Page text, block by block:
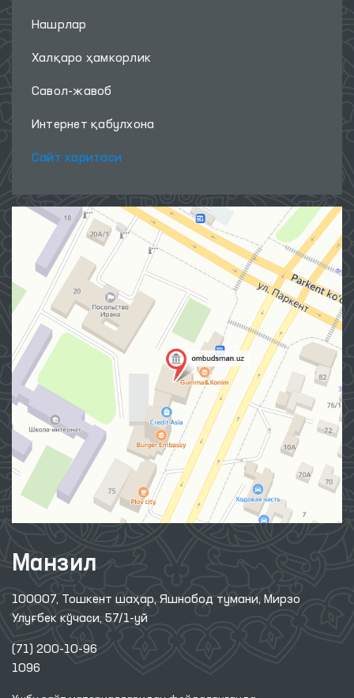
Нашрлар
Халқаро ҳамкорлик
Савол-жавоб
Интернет қабулхона
Сайт харитаси
Манзил
100007, Тошкент шаҳар, Яшнобод тумани, Мирзо
Улуғбек кўчаси, 57/1-уй
(71) 200-10-96
1096